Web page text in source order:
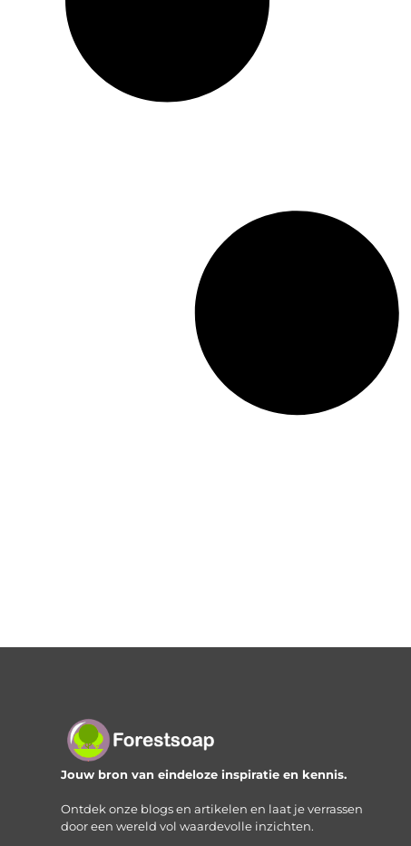
Jouw bron van eindeloze inspiratie en kennis.
Ontdek onze blogs en artikelen en laat je verrassen
door een wereld vol waardevolle inzichten.